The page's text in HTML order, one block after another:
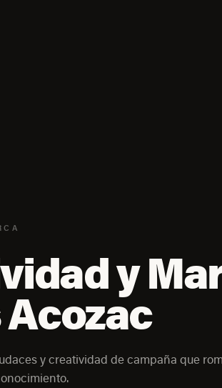
y
Acozac
y creatividad de campaña que